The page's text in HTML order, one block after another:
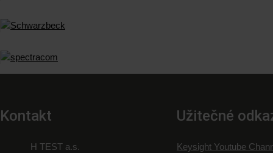
Kontakt
H TEST a.s.
Užitečné
Keysight Youtube